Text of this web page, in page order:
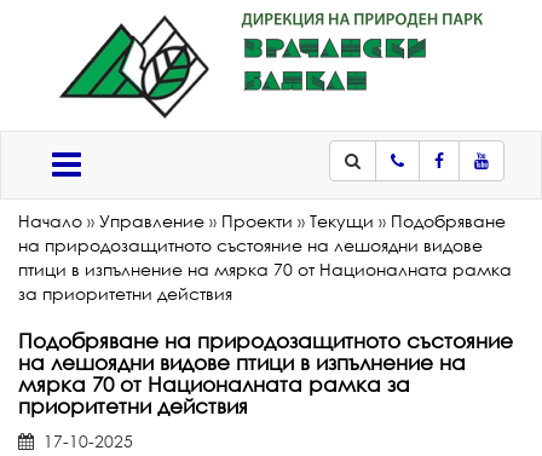
ТелефонFacebook
Начало » Управление » Проекти » Текущи » Подобряване
на природозащитното състояние на лешоядни видове
птици в изпълнение на мярка 70 от Националната рамка
за приоритетни действия
Подобряване на природозащитното състояние
на лешоядни видове птици в изпълнение на
мярка 70 от Националната рамка за
приоритетни действия
17-10-2025